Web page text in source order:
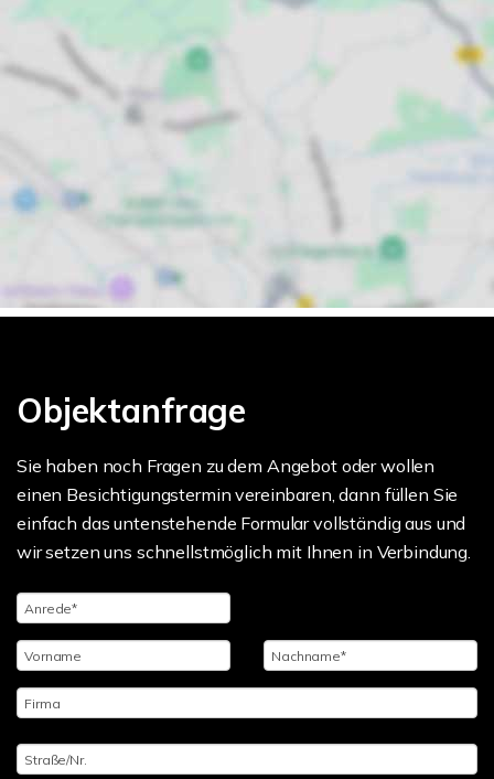
Objektanfrage
Sie haben noch Fragen zu dem Angebot oder wollen
einen Besichtigungstermin vereinbaren, dann füllen Sie
einfach das untenstehende Formular vollständig aus und
wir setzen uns schnellstmöglich mit Ihnen in Verbindung.